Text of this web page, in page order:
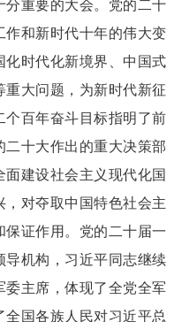
重要的大会。党的二十
作和新时代十年的伟大变
时代化新境界、中国式
大问题，为新时代新征
百年奋斗目标指明了前
十大作出的重大决策部
建设社会主义现代化国
对夺取中国特色社会主
保证作用。党的二十届一
导机构，习近平同志继续
主席，体现了全党全军
国各族人民对习近平总